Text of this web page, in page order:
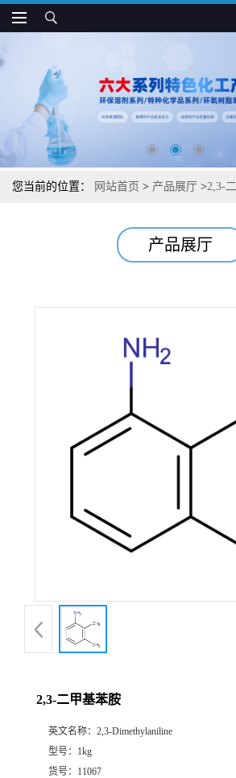
您当前的位置： 网站首页 > 产品展厅 >2,3-
产品展厅
2,3-二甲基苯胺
英文名称： 2,3-Dimethylaniline
型号： 1kg
货号： 11067